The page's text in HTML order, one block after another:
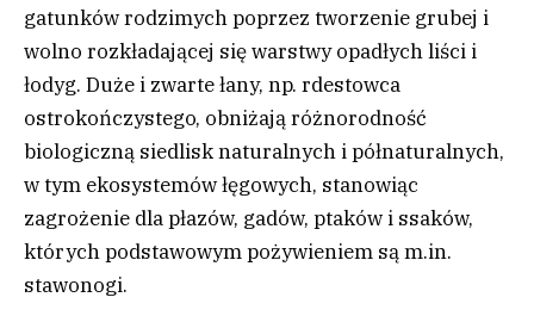
gatunków rodzimych poprzez tworzenie grubej i
wolno rozkładającej się warstwy opadłych liści i
łodyg. Duże i zwarte łany, np. rdestowca
ostrokończystego, obniżają różnorodność
biologiczną siedlisk naturalnych i półnaturalnych,
w tym ekosystemów łęgowych, stanowiąc
zagrożenie dla płazów, gadów, ptaków i ssaków,
których podstawowym pożywieniem są m.in.
stawonogi.